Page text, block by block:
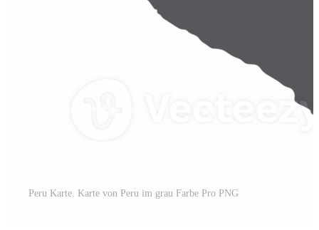
Peru Karte. Karte von Peru im grau Farbe Pro PNG